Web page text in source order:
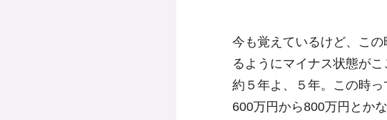
今も覚えているけど、こ
るようにマイナス状態がこ
約５年よ、５年。この時
600万円から800万円とかな